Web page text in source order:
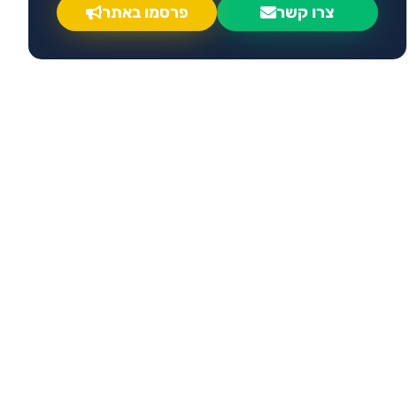
צרו קשר פרסמו באתר